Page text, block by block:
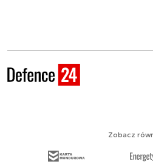
Zobacz